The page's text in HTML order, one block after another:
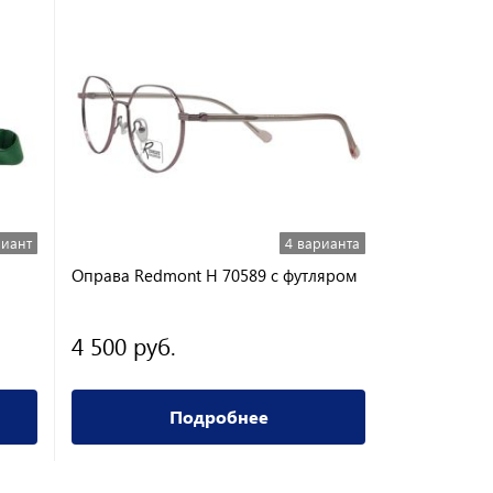
4 варианта
Оправа Redmont H 70589 с футляром
4 500 руб.
Подробнее